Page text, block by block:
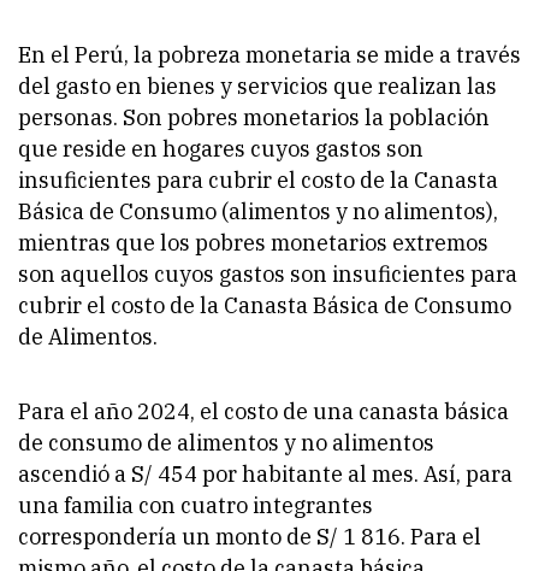
En el Perú, la pobreza monetaria se mide a través
del gasto en bienes y servicios que realizan las
personas. Son pobres monetarios la población
que reside en hogares cuyos gastos son
insuficientes para cubrir el costo de la Canasta
Básica de Consumo (alimentos y no alimentos),
mientras que los pobres monetarios extremos
son aquellos cuyos gastos son insuficientes para
cubrir el costo de la Canasta Básica de Consumo
de Alimentos.
Para el año 2024, el costo de una canasta básica
de consumo de alimentos y no alimentos
ascendió a S/ 454 por habitante al mes. Así, para
una familia con cuatro integrantes
correspondería un monto de S/ 1 816. Para el